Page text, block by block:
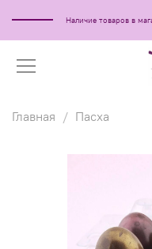
Наличие товаров в
Главная Пасха